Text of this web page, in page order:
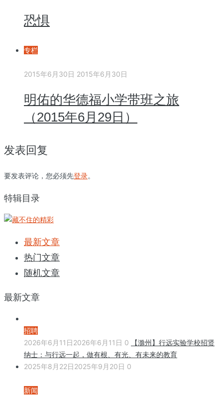
恐惧
专栏
2015年6月30日 2015年6月30日
明佑的华德福小学带班之旅
（2015年6月29日）
发表回复
要发表评论，您必须先登录。
特辑目录
最新文章
热门文章
随机文章
最新文章
招聘
2026年6月11日2026年6月11日 0
【滁州】行远实验学校招贤
纳士：与行远一起，做有根、有光、有未来的教育
2025年8月22日2025年9月20日 0
新闻